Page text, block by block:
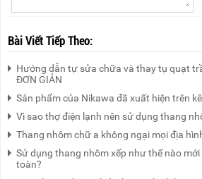
Bài Viết Tiếp Theo:
Hướng dẫn tự sửa chữa và thay tụ quạt
ĐƠN GIẢN
Sản phẩm của Nikawa đã xuất hiện trên
Vì sao thợ điện lạnh nên sử dụng thang
Thang nhôm chữ a không ngại mọi địa
Sử dụng thang nhôm xếp như thế nào
toàn?